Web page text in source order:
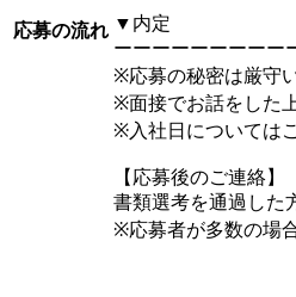
応募の流れ ▼内定
ーーーーーーーーー
※応募の秘密は厳守
※面接でお話をした
※入社日については
【応募後のご連絡】
書類選考を通過した
※応募者が多数の場